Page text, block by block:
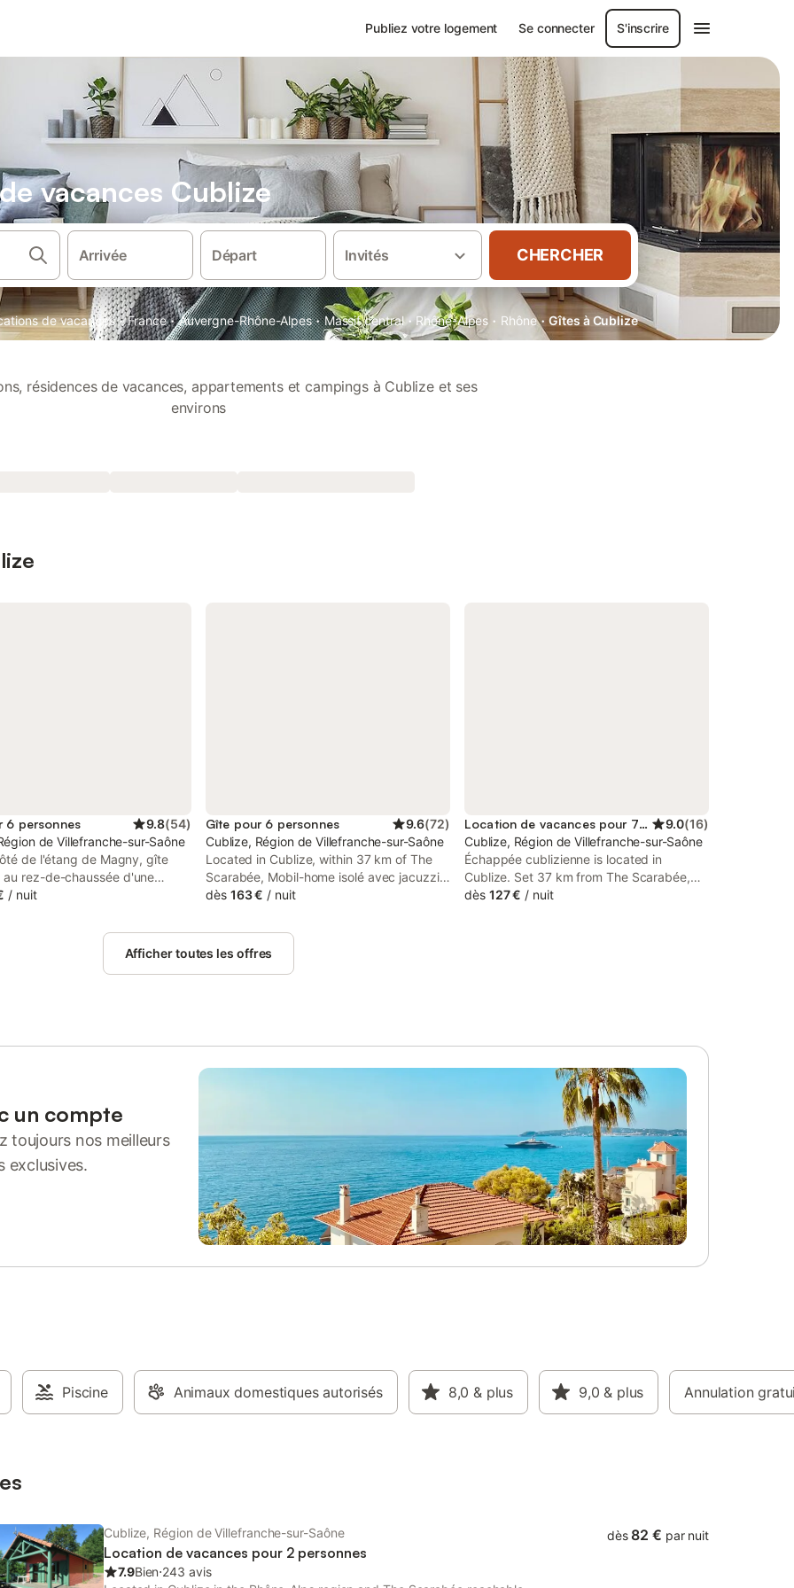
Publiez votre logement Se connecter S'inscrire
vacances Cublize
Arrivée Départ Invités CHERCHER
de vacances · France · Auvergne-Rhône-Alpes · Massif central · Rhône-Alpes · Rhône · Gîtes à Cublize
résidences de vacances, appartements et campings à Cublize et ses
environs
6 personnes 9.8(54)
de Villefranche-sur-Saône
de l'étang de Magny, gîte
au rez-de-chaussée d'une
de caractère, en pierres.
l'étage, vous réserveront le
Un lieu idéal pour se
ouvrant sur la terrasse
bois de 70 m2, espace repas
la 2ème terrasse couverte de
cour) et espace salon. 3
(lave-linge/sèche-
(cour commune avec parking,
avec piscine privative
(accessible du 15 Mai au 15
Vert, à 4 km
/ nuit
Gîte pour 6 personnes 9.6(72)
Cublize, Région de Villefranche-sur-Saône
Located in Cublize, within 37 km of The
Scarabée, Mobil-home isolé avec jacuzzi -
la Cubanière offers accommodation with
private parking and a 24-hour front desk.
dès 163 € / nuit
Location de vacances pour 7 personnes 9.0(16)
Cublize, Région de Villefranche-sur-Saône
Échappée cublizienne is located in
Cublize. Set 37 km from The Scarabée,
the property offers a garden and free
dès 127 € / nuit
Afficher toutes les offres
un compte
toujours nos meilleurs
exclusives.
Piscine Animaux domestiques autorisés 8,0 & plus 9,0 & plus Annulation
Cublize, Région de Villefranche-sur-Saône
Location de vacances pour 2 personnes
7.9Bien⋅243 avis
dès 82 € par nuit